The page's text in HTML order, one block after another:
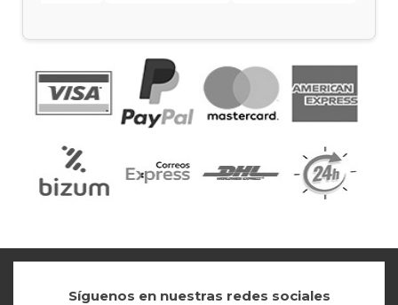
Síguenos en nuestras redes sociales